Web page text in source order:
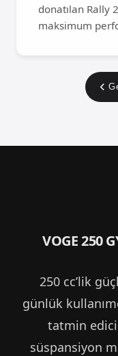
donatılan Rally
maksimum
VOGE 250
250 cc’lik
günlük
tatmin
süspansiyon